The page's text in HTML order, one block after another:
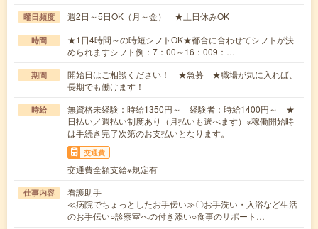
曜日頻度 週2日～5日OK（月～金） ★土日休みOK
時間
★1日4時間～の時短シフトOK★都合に合わせてシフトが決
められますシフト例：7：00～16：009：…
期間
開始日はご相談ください！ ★急募 ★職場が気に入れば、
長期でも働けます！
時給
無資格未経験：時給1350円～ 経験者：時給1400円～ ★
日払い／週払い制度あり（月払いも選べます）※稼働開始時
は手続き完了次第のお支払いとなります。
交通費
交通費全額支給※規定有
仕事内容
看護助手
≪病院でちょっとしたお手伝い≫〇お手洗い・入浴など生活
のお手伝い○診察室への付き添い○食事のサポート…